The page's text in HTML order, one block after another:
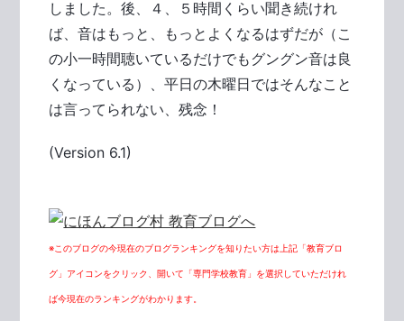
しました。後、４、５時間くらい聞き続けれ
ば、音はもっと、もっとよくなるはずだが（こ
の小一時間聴いているだけでもグングン音は良
くなっている）、平日の木曜日ではそんなこと
は言ってられない、残念！
(Version 6.1)
※このブログの今現在のブログランキングを知りたい方は上記「教育ブロ
グ」アイコンをクリック、開いて「専門学校教育」を選択していただけれ
ば今現在のランキングがわかります。